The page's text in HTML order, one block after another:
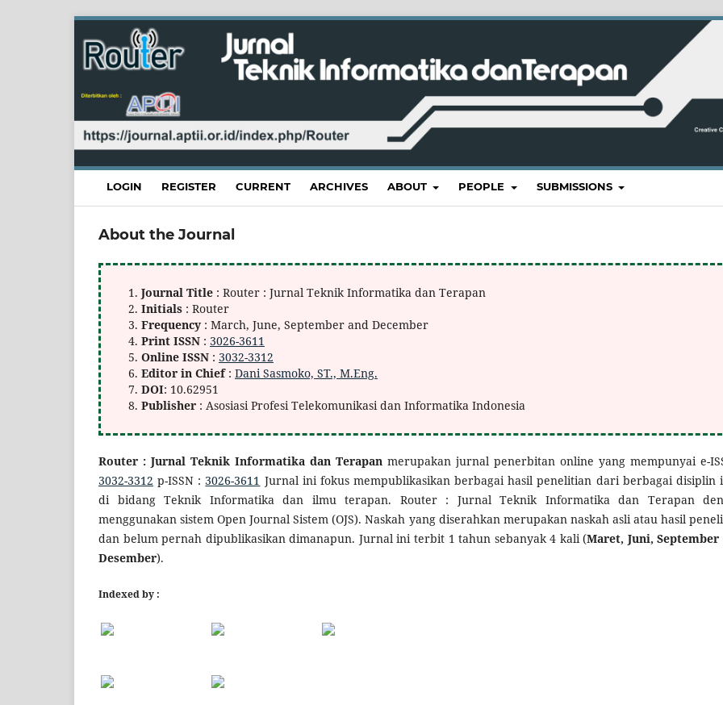
LOGIN REGISTER CURRENT ARCHIVES ABOUT PEOPLE SUBMISSIONS
About the Journal
Journal Title : Router : Jurnal Teknik Informatika dan Terapan
Initials : Router
Frequency : March, June, September and December
Print ISSN : 3026-3611
Online ISSN : 3032-3312
Editor in Chief : Dani Sasmoko, ST., M.Eng.
DOI: 10.62951
Publisher : Asosiasi Profesi Telekomunikasi dan Informatika Indonesia
Router : Jurnal Teknik Informatika dan Terapan merupakan jurnal penerbitan online yang mempunyai e-
3032-3312 p-ISSN : 3026-3611 Jurnal ini fokus mempublikasikan berbagai hasil penelitian dari berbagai disiplin
di bidang Teknik Informatika dan ilmu terapan. Router : Jurnal Teknik Informatika dan Terapan
menggunakan sistem Open Journal Sistem (OJS). Naskah yang diserahkan merupakan naskah asli atau hasil
dan belum pernah dipublikasikan dimanapun. Jurnal ini terbit 1 tahun sebanyak 4 kali (Maret, Juni, September
Desember).
Indexed by :